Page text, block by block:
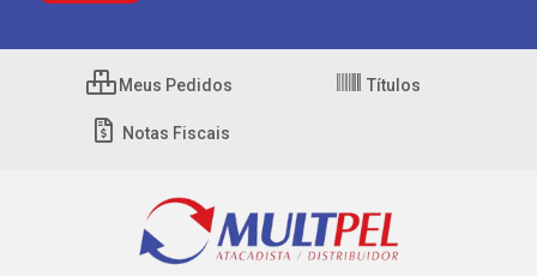
Meus Pedidos Títulos
Notas Fiscais